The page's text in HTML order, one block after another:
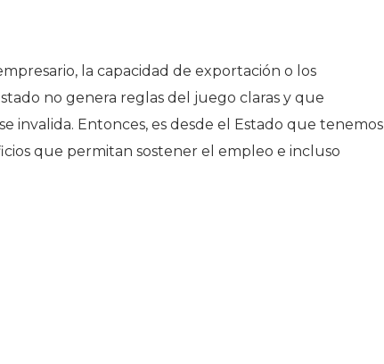
la capacidad de exportación o los
no genera reglas del juego claras y que
invalida. Entonces, es desde el Estado que tenemos
que permitan sostener el empleo e incluso